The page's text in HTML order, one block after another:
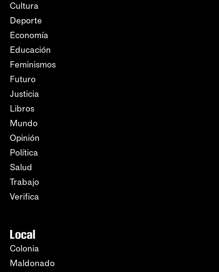
Cultura
Deporte
Economía
Educación
Feminismos
Futuro
Justicia
Libros
Mundo
Opinión
Política
Salud
Trabajo
Verifica
Local
Colonia
Maldonado